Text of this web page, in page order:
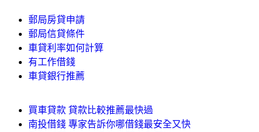
郵局房貸申請
郵局信貸條件
車貸利率如何計算
有工作借錢
車貸銀行推薦
買車貸款 貸款比較推薦最快過
南投借錢 專家告訴你哪借錢最安全又快